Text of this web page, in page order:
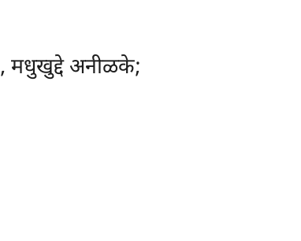
, मधुखुद्दे अनीळके;